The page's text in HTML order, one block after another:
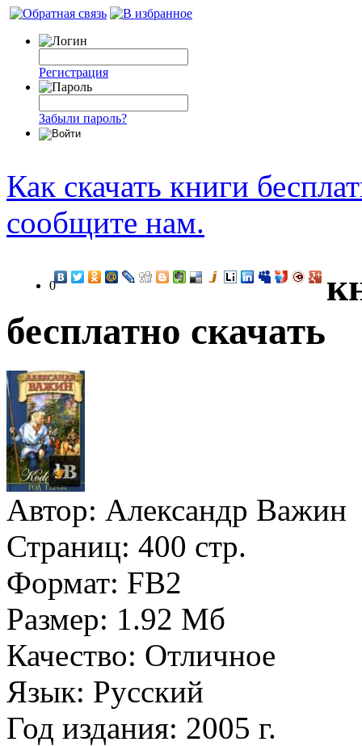
Регистрация
Забыли пароль?
Как скачать книги
сообщите нам.
0
бесплатно скачать
Автор: Александр Важин
Страниц: 400 стр.
Формат: FB2
Размер: 1.92 Мб
Качество: Отличное
Язык: Русский
Год издания: 2005 г.